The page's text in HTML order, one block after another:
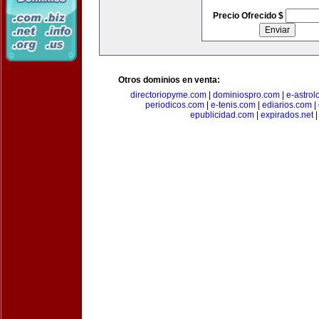
Precio Ofrecido $
Otros dominios en venta:
directoriopyme.com| dominiospro.com| e-
periodicos.com| e-tenis.com| ediarios.com|
epublicidad.com
expirados.net|